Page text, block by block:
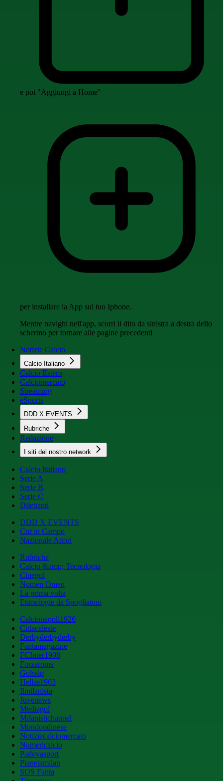
e poi "Aggiungi a Home"
per installare la App sul tuo Iphone.
Mentre navighi nell'app, scorri il dito da sinistra a destra dello
schermo per tornare alle pagine precedenti
Notizie Calcio
Calcio Italiano
Calcio Estero
Calciomercato
Streaming
eSports
DDD X EVENTS
Rubriche
Redazione
I siti del nostro network
Calcio Italiano
Serie A
Serie B
Serie C
Dilettanti
DDD X EVENTS
Cur in Campo
Nazionale Attori
Rubriche
Calcio &amp; Tecnologia
Cinegol
Nomen Omen
La prima volta
Etimologie da Spogliatoio
Calcionapoli1926
Cittaceleste
Derbyderbyderby
Fantamagazine
FCInter1908
Forzaroma
Golssip
Hellas1903
Ilmilanista
Juvenews
Mediagol
Milanistichannel
Mondoudinese
Notiziecalciomercato
Numericalcio
Padovasport
Pianetamilan
SOS Fanta